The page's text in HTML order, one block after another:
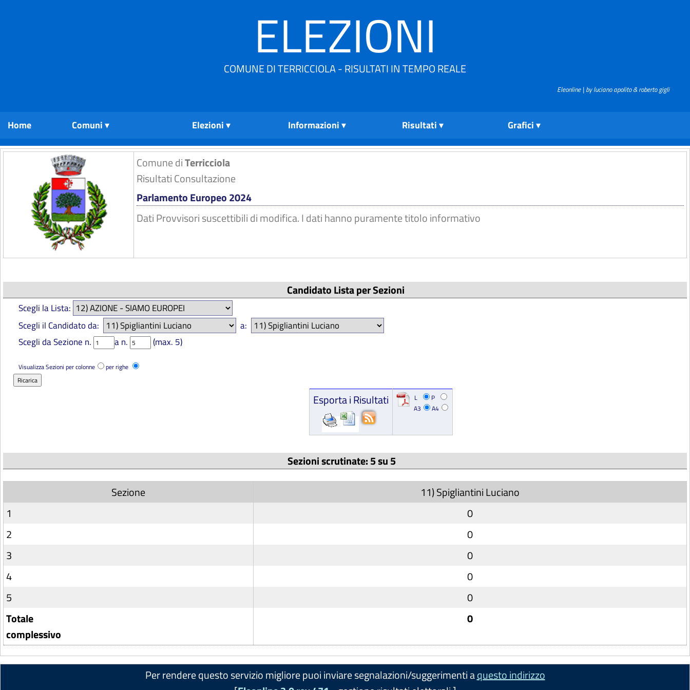
ELEZIONI
COMUNE DI TERRICCIOLA - RISULTATI IN TEMPO REALE
Eleonline | by luciano apolito & roberto gigli
Home Comuni Elezioni Informazioni Risultati Grafici
Comune diTerricciola
Risultati Consultazione
Parlamento Europeo 2024
Dati Provvisori suscettibili di modifica. I dati hanno puramente titolo informativo
Candidato Lista per Sezioni
Scegli la Lista:
Scegli il Candidato da:
a:
Scegli da Sezione n.
a n. (max. 5)
Visualizza Sezioni per colonne per righe
Esporta i Risultati L
P
A3
A4
Sezioni scrutinate: 5 su 5
Sezione
11) Spigliantini Luciano
1
0
2
0
3
0
4
0
5
0
Totale
complessivo
0
Per rendere questo servizio migliore puoi inviare segnalazioni/suggerimenti aquesto indirizzo